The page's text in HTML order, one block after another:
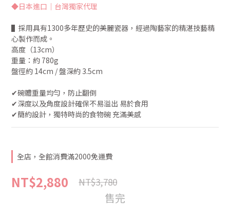
◆日本進口｜台灣獨家代理
▌採用具有1300多年歷史的美麗瓷器，經過陶藝家的精湛技藝精
心製作而成。
高度（13cm）
重量：約 780g
盤徑約 14cm / 盤深約 3.5cm
✔︎碗體重量均勻，防止翻倒
✔︎深度以及角度設計確保不易溢出 易於食用
✔︎簡約設計，獨特時尚的食物碗 充滿美感
全店，全館消費滿2000免運費
NT$2,880 NT$3,780
售完